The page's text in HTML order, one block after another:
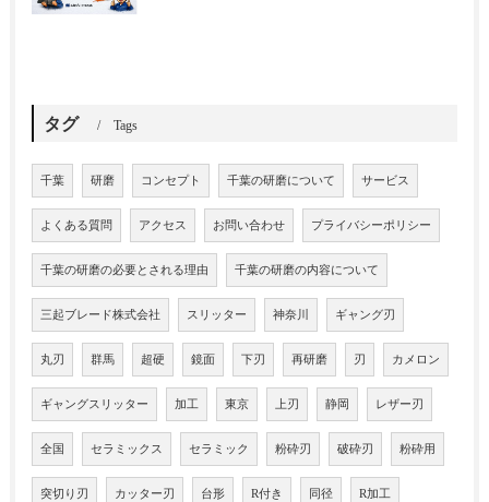
タグ Tags
千葉 研磨 コンセプト 千葉の研磨について サービス
よくある質問 アクセス お問い合わせ プライバシーポリシー
千葉の研磨の必要とされる理由 千葉の研磨の内容について
三起ブレード株式会社 スリッター 神奈川 ギャング刃
丸刃 群馬 超硬 鏡面 下刃 再研磨 刃 カメロン
ギャングスリッター 加工 東京 上刃 静岡 レザー刃
全国 セラミックス セラミック 粉砕刃 破砕刃 粉砕用
突切り刃 カッター刃 台形 R付き 同径 R加工